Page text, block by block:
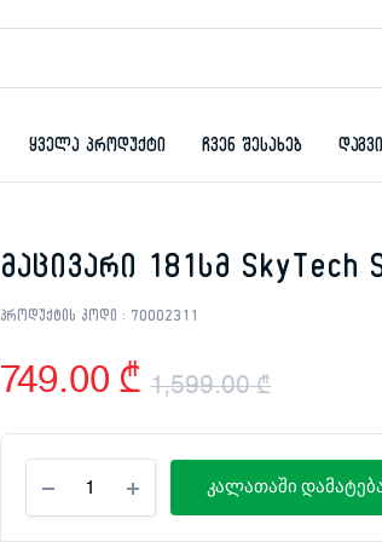
ყველა პროდუქტი ჩვენ შესახებ
მაცივარი 181სმ SkyTech
პროდუქტის კოდი : 70002311
1,599.00₾
price
749.00 ₾
price
181სმ
SkyTech
კალათაში